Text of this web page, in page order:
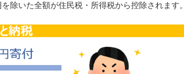
除いた全額が住民税・所得税から控除されます。